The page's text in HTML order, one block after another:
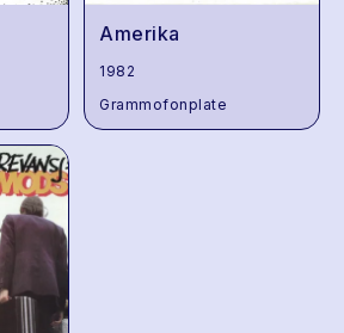
Amerika
1982
Grammofonplate